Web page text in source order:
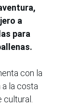
a
para
con la
a la costa